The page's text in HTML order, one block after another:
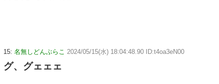
15: 名無しどんぶらこ 2024/05/15(水) 18:04:48.90 ID:t4oa3eN00
グ、グェェェ